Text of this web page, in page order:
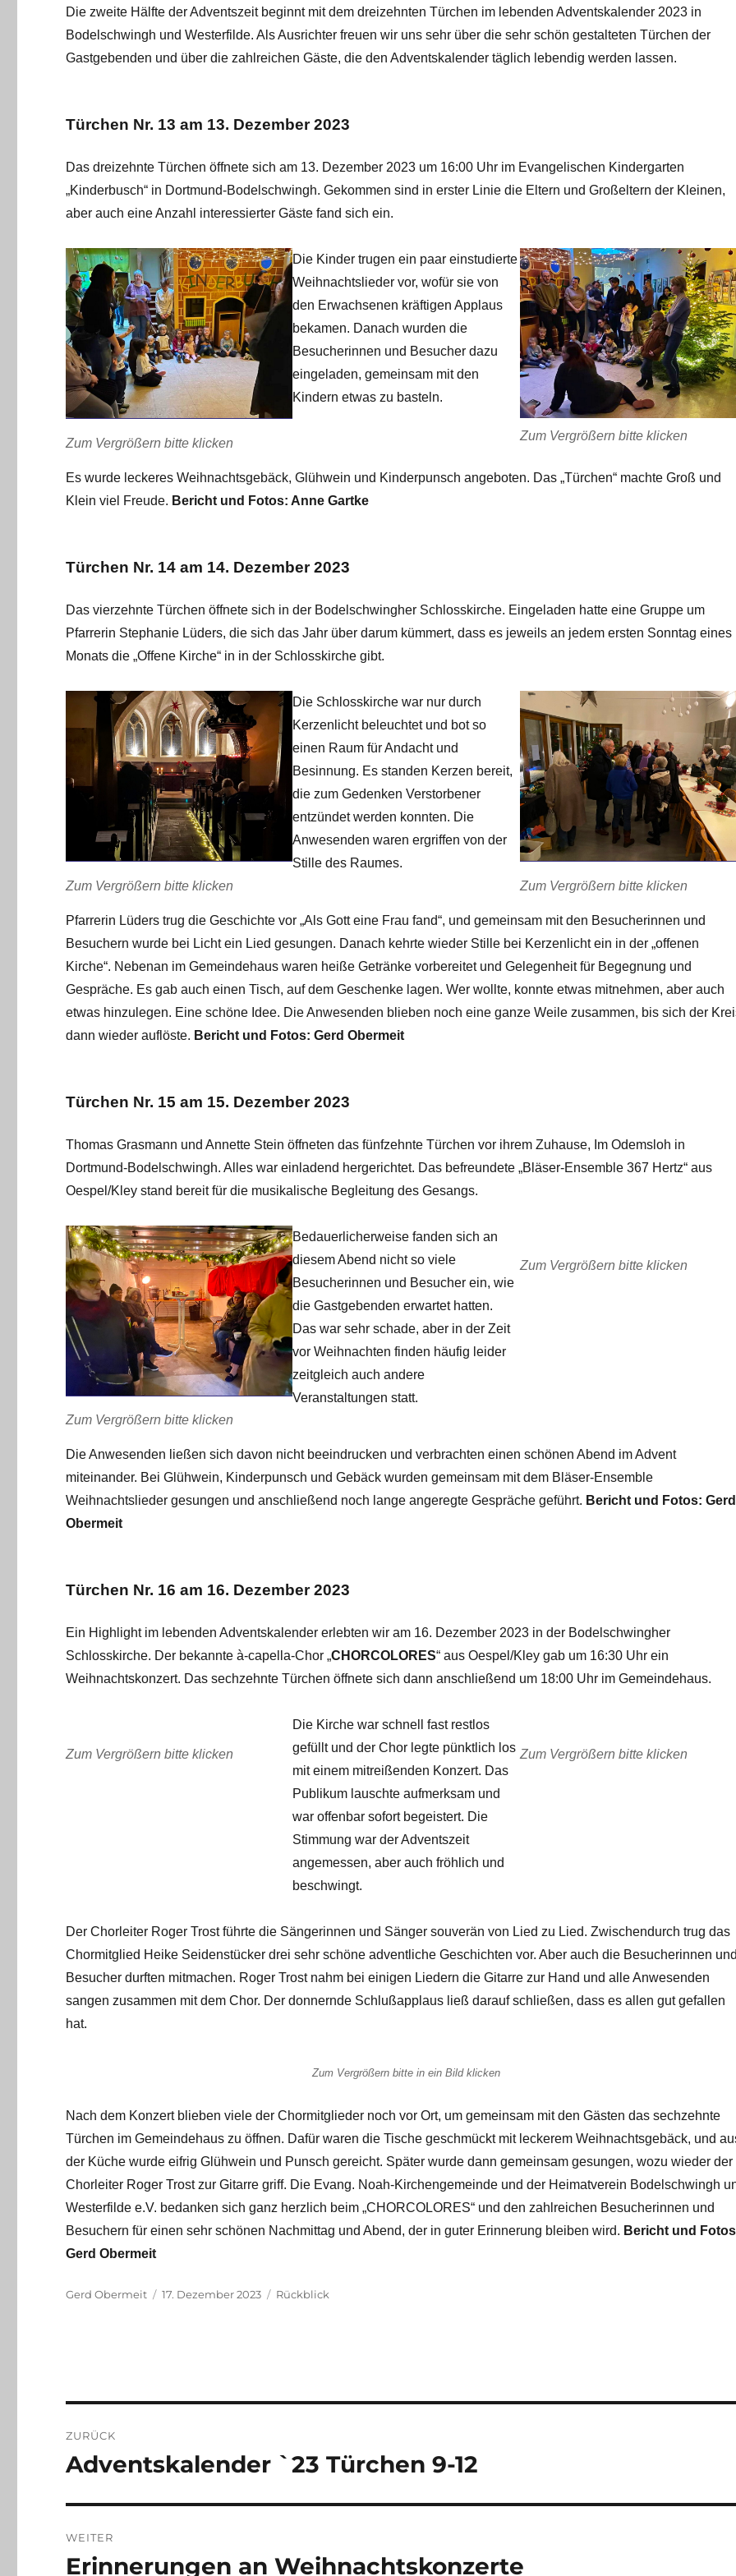
Die zweite Hälfte der Adventszeit beginnt mit dem dreizehnten Türchen im lebenden Adventskalender 2023 in
Bodelschwingh und Westerfilde. Als Ausrichter freuen wir uns sehr über die sehr schön gestalteten Türchen der
Gastgebenden und über die zahlreichen Gäste, die den Adventskalender täglich lebendig werden lassen.
Türchen Nr. 13 am 13. Dezember 2023
Das dreizehnte Türchen öffnete sich am 13. Dezember 2023 um 16:00 Uhr im Evangelischen Kindergarten
„Kinderbusch“ in Dortmund-Bodelschwingh. Gekommen sind in erster Linie die Eltern und Großeltern der Kleinen,
aber auch eine Anzahl interessierter Gäste fand sich ein.
Zum Vergrößern bitte klicken
Die Kinder trugen ein paar einstudierte
Weihnachtslieder vor, wofür sie von
den Erwachsenen kräftigen Applaus
bekamen. Danach wurden die
Besucherinnen und Besucher dazu
eingeladen, gemeinsam mit den
Kindern etwas zu basteln.
Zum Vergrößern bitte klicken
Es wurde leckeres Weihnachtsgebäck, Glühwein und Kinderpunsch angeboten. Das „Türchen“ machte Groß und
Klein viel Freude. Bericht und Fotos: Anne Gartke
Türchen Nr. 14 am 14. Dezember 2023
Das vierzehnte Türchen öffnete sich in der Bodelschwingher Schlosskirche. Eingeladen hatte eine Gruppe um
Pfarrerin Stephanie Lüders, die sich das Jahr über darum kümmert, dass es jeweils an jedem ersten Sonntag eines
Monats die „Offene Kirche“ in in der Schlosskirche gibt.
Zum Vergrößern bitte klicken
Die Schlosskirche war nur durch
Kerzenlicht beleuchtet und bot so
einen Raum für Andacht und
Besinnung. Es standen Kerzen bereit,
die zum Gedenken Verstorbener
entzündet werden konnten. Die
Anwesenden waren ergriffen von der
Stille des Raumes.
Zum Vergrößern bitte klicken
Pfarrerin Lüders trug die Geschichte vor „Als Gott eine Frau fand“, und gemeinsam mit den Besucherinnen und
Besuchern wurde bei Licht ein Lied gesungen. Danach kehrte wieder Stille bei Kerzenlicht ein in der „offenen
Kirche“. Nebenan im Gemeindehaus waren heiße Getränke vorbereitet und Gelegenheit für Begegnung und
Gespräche. Es gab auch einen Tisch, auf dem Geschenke lagen. Wer wollte, konnte etwas mitnehmen, aber auch
etwas hinzulegen. Eine schöne Idee. Die Anwesenden blieben noch eine ganze Weile zusammen, bis sich der
dann wieder auflöste. Bericht und Fotos: Gerd Obermeit
Türchen Nr. 15 am 15. Dezember 2023
Thomas Grasmann und Annette Stein öffneten das fünfzehnte Türchen vor ihrem Zuhause, Im Odemsloh in
Dortmund-Bodelschwingh. Alles war einladend hergerichtet. Das befreundete „Bläser-Ensemble 367 Hertz“ aus
Oespel/Kley stand bereit für die musikalische Begleitung des Gesangs.
Zum Vergrößern bitte klicken
Bedauerlicherweise fanden sich an
diesem Abend nicht so viele
Besucherinnen und Besucher ein, wie
die Gastgebenden erwartet hatten.
Das war sehr schade, aber in der Zeit
vor Weihnachten finden häufig leider
zeitgleich auch andere
Veranstaltungen statt.
Zum Vergrößern bitte klicken
Die Anwesenden ließen sich davon nicht beeindrucken und verbrachten einen schönen Abend im Advent
miteinander. Bei Glühwein, Kinderpunsch und Gebäck wurden gemeinsam mit dem Bläser-Ensemble
Weihnachtslieder gesungen und anschließend noch lange angeregte Gespräche geführt. Bericht und Fotos: Gerd
Obermeit
Türchen Nr. 16 am 16. Dezember 2023
Ein Highlight im lebenden Adventskalender erlebten wir am 16. Dezember 2023 in der Bodelschwingher
Schlosskirche. Der bekannte à-capella-Chor „CHORCOLORES“ aus Oespel/Kley gab um 16:30 Uhr ein
Weihnachtskonzert. Das sechzehnte Türchen öffnete sich dann anschließend um 18:00 Uhr im Gemeindehaus.
Zum Vergrößern bitte klicken
Die Kirche war schnell fast restlos
gefüllt und der Chor legte pünktlich los
mit einem mitreißenden Konzert. Das
Publikum lauschte aufmerksam und
war offenbar sofort begeistert. Die
Stimmung war der Adventszeit
angemessen, aber auch fröhlich und
beschwingt.
Zum Vergrößern bitte klicken
Der Chorleiter Roger Trost führte die Sängerinnen und Sänger souverän von Lied zu Lied. Zwischendurch trug das
Chormitglied Heike Seidenstücker drei sehr schöne adventliche Geschichten vor. Aber auch die Besucherinnen
Besucher durften mitmachen. Roger Trost nahm bei einigen Liedern die Gitarre zur Hand und alle Anwesenden
sangen zusammen mit dem Chor. Der donnernde Schlußapplaus ließ darauf schließen, dass es allen gut gefallen
hat.
Zum Vergrößern bitte in ein Bild klicken
Nach dem Konzert blieben viele der Chormitglieder noch vor Ort, um gemeinsam mit den Gästen das sechzehnte
Türchen im Gemeindehaus zu öffnen. Dafür waren die Tische geschmückt mit leckerem Weihnachtsgebäck, und
der Küche wurde eifrig Glühwein und Punsch gereicht. Später wurde dann gemeinsam gesungen, wozu wieder der
Chorleiter Roger Trost zur Gitarre griff. Die Evang. Noah-Kirchengemeinde und der Heimatverein Bodelschwingh
Westerfilde e.V. bedanken sich ganz herzlich beim „CHORCOLORES“ und den zahlreichen Besucherinnen und
Besuchern für einen sehr schönen Nachmittag und Abend, der in guter Erinnerung bleiben wird. Bericht und
Gerd Obermeit
Autor
Gerd Obermeit
Veröffentlicht
17. Dezember 2023 Kategorien
Rückblick
ZURÜCK
Vorheriger
Adventskalender `23 Türchen 9-12
WEITER
Nächster
Erinnerungen an Weihnachtskonzerte